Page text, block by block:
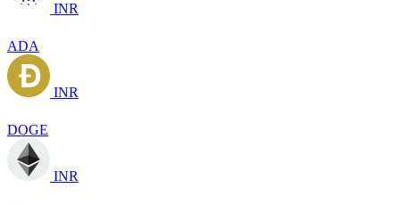
INR
ADA
INR
DOGE
INR